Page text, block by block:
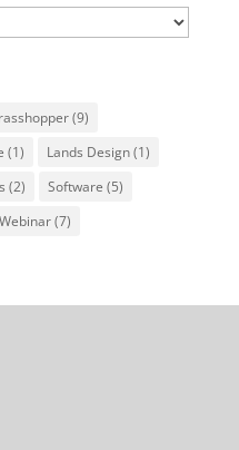
(9)
(1) Lands Design(1)
(2) Software (5)
Webinar(7)